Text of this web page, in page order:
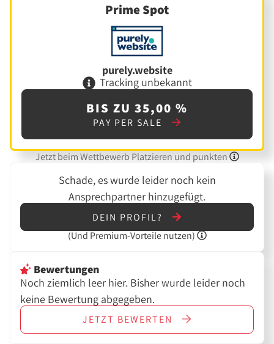
Prime Spot
purely.website
Tracking unbekannt
BIS ZU 35,00 %
PAY PER SALE
Jetzt beim Wettbewerb Platzieren und punkten
Schade, es wurde leider noch kein
Ansprechpartner hinzugefügt.
DEIN PROFIL?
(Und Premium-Vorteile nutzen)
Bewertungen
Noch ziemlich leer hier. Bisher wurde leider noch
keine Bewertung abgegeben.
JETZT BEWERTEN